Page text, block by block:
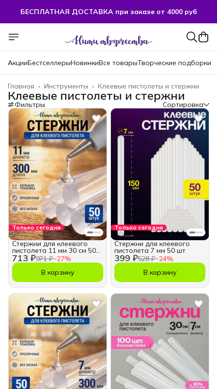
БЕСПЛАТНАЯ ДОСТАВКА при заказе от 4000 руб
АкцииБестселлерыНовинкиВсе товарыТворческие подборки
Клеевые пистолеты и стержни
Инструменты ›
Главная ›
Клеевые пистолеты и стержни
Фильтры Сортировка
Только сегодня
713 ₽971 ₽−27%
Стержни для клеевого
пистолета 11 мм 30 см 50
шт
В корзину
Только сегодня
399 ₽528 ₽−24%
Стержни для клеевого
пистолета 7 мм 50 шт
В корзину